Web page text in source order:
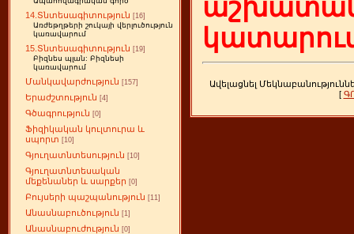
14.Տնտեսագիտություն [16]
Առժեթղթերի շուկայի վերլուծություն
կառավարում
15.Տնտեսագիտություն [19]
Բիզնես պլան: Բիզնեսի
կառավարում
Մանկավարժություն [157]
Երաժշտություն [4]
Գծագրություն [0]
Ֆիզիկական կուլտուրա և
սպորտ [10]
Գյուղատնտեսություն [10]
Գյուղատնտեսական
մեքենաներ և սարքեր [0]
Բույսերի պաշպանություն [11]
Անասնաբուծություն [1]
Անասնաբուժություն [0]
Ավելացնել
[